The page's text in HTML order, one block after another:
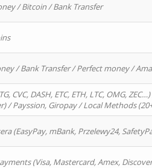
/ Bitcoin / Bank Transfer
/ Bank Transfer / Perfect money /
CVC, DASH, ETC, ETH, LTC, OMG,
/ Payssion, Giropay / Local Methods
(EasyPay, mBank, Przelewy24,
(Visa, Mastercard, Amex, Discover